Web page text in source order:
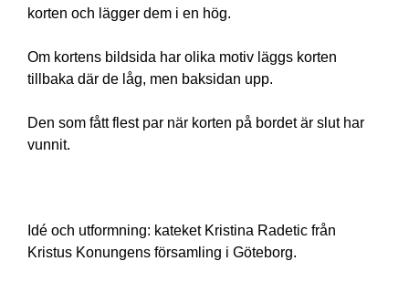
korten och lägger dem i en hög.
Om kortens bildsida har olika motiv läggs korten
tillbaka där de låg, men baksidan upp.
Den som fått flest par när korten på bordet är slut har
vunnit.
Idé och utformning: kateket Kristina Radetic från
Kristus Konungens församling i Göteborg.